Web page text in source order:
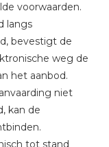
voorwaarden.
langs
bevestigt de
weg de
het aanbod.
niet
kan de
tot stand